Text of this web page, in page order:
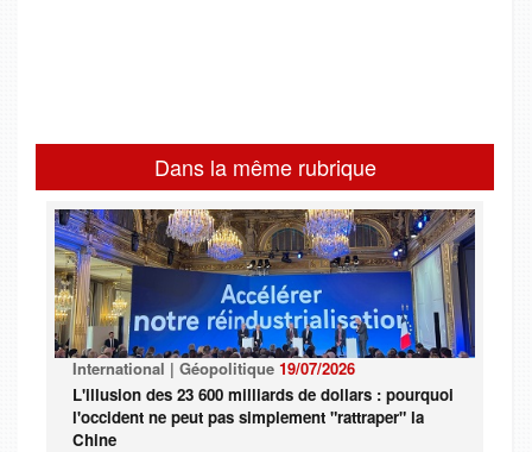
Dans la même rubrique
International | Géopolitique 19/07/2026
L'illusion des 23 600 milliards de dollars : pourquoi
l'occident ne peut pas simplement "rattraper" la
Chine